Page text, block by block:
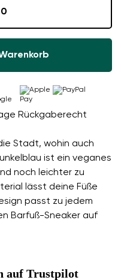
Stadt, wohin auch
ist ein veganes
noch leichter zu
lässt deine Füße
passt zu jedem
Barfuß-Sneaker auf
Rückgaberecht
auf Trustpilot